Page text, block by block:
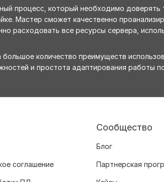
процесс, который необходимо доверять
Мастер сможет качественно
расходовать все ресурсы сервера,
количество преимуществ
и простота адаптирования работы
соглашение
Сообщество
Блог
Партнерская